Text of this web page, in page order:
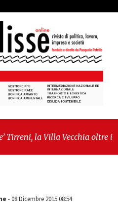
la Villa Vecchia oltre i
“Serve chiarezza!”"
-08 Dicembre 2015 08:54